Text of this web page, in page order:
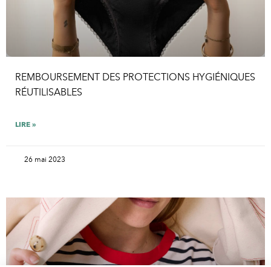
REMBOURSEMENT DES PROTECTIONS HYGIÉNIQUES
RÉUTILISABLES
LIRE »
26 mai 2023